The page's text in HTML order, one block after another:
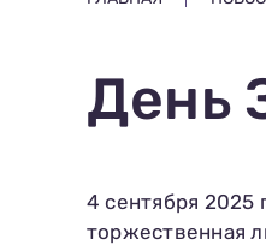
День
4 сентября 2025
торжественная